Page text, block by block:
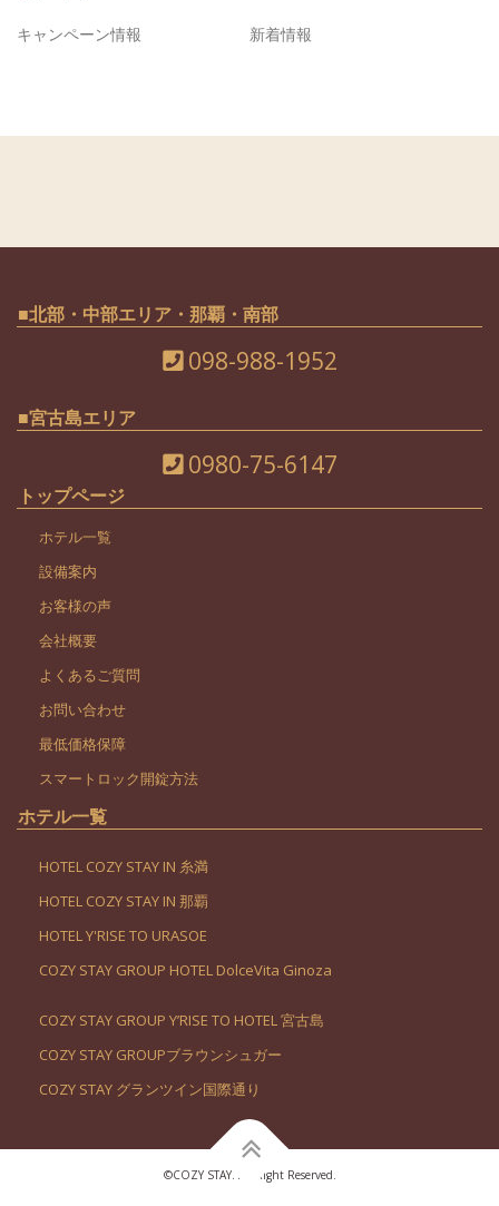
キャンペーン情報 新着情報
■北部・中部エリア・那覇・南部
098-988-1952
■宮古島エリア
0980-75-6147
トップページ
ホテル一覧
設備案内
お客様の声
会社概要
よくあるご質問
お問い合わせ
最低価格保障
スマートロック開錠方法
ホテル一覧
HOTEL COZY STAY IN 糸満
HOTEL COZY STAY IN 那覇
HOTEL Y'RISE TO URASOE
COZY STAY GROUP HOTEL DolceVita Ginoza
COZY STAY GROUP Y’RISE TO HOTEL 宮古島
COZY STAY GROUPブラウンシュガー
COZY STAY グランツイン国際通り
©︎COZY STAY. All Right Reserved.